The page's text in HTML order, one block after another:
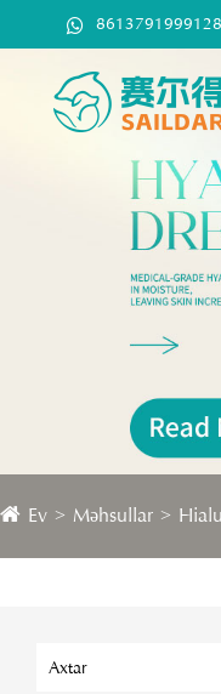
8613791999128
Ev Məhsullar